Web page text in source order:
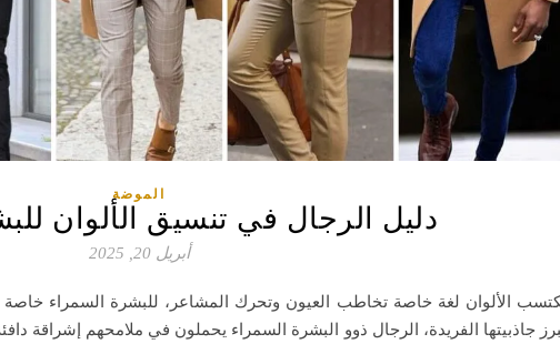
الموضة
دليل الرجال في تنسيق الألوان
أبريل 20, 2025
الألوان لغة خاصة تخاطب العيون وتحرك المشاعر، للبشرة السمراء خاصة
جاذبيتها الفريدة، الرجال ذوو البشرة السمراء يحملون في ملامحهم إشراقة